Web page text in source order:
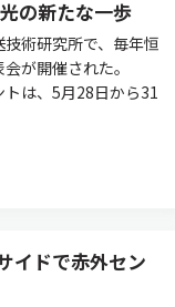
の新たな一歩
術研究所で、毎年恒
が開催された。
は、5月28日から31
イドで赤外セン